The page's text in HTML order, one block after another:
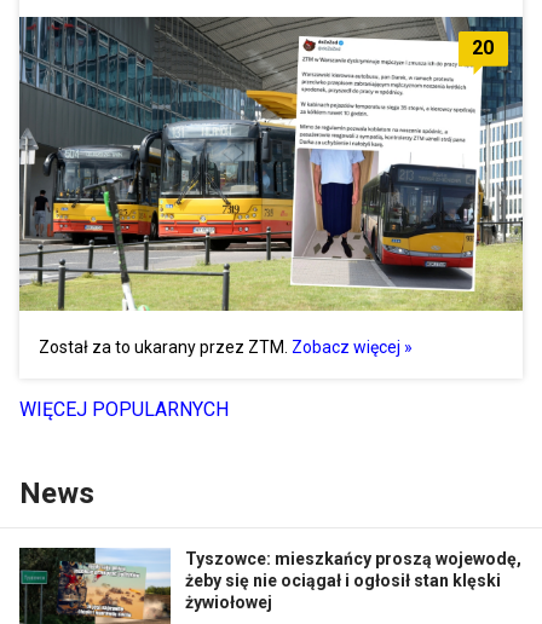
20
Został za to ukarany przez ZTM. Zobacz więcej »
WIĘCEJ POPULARNYCH
News
Tyszowce: mieszkańcy proszą wojewodę,
żeby się nie ociągał i ogłosił stan klęski
żywiołowej